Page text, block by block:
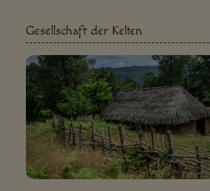
Gesellschaft der Kelten